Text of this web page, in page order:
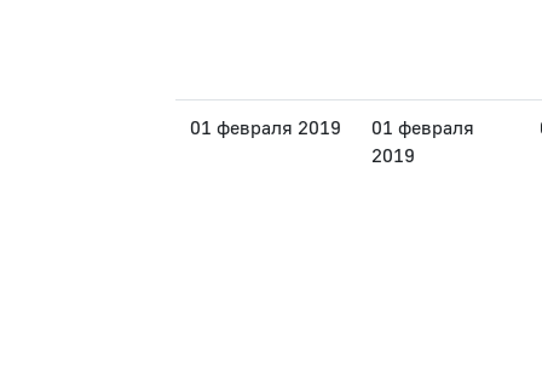
01 февраля 2019
01 февраля
2019